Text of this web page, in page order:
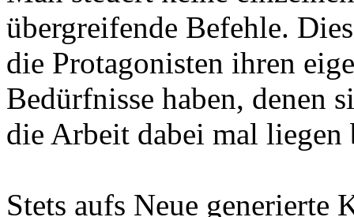
übergreifende Befehle.
die Protagonisten ihren
Bedürfnisse haben, denen
die Arbeit dabei mal liegen
Stets aufs Neue generierte